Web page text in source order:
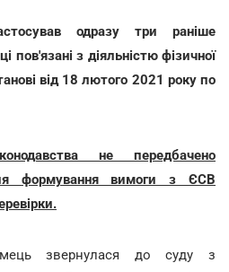
одразу три раніше
пов'язані з діяльністю фізичної
від 18 лютого 2021 року по
не передбачено
формування вимоги з ЄСВ
звернулася
до суду з